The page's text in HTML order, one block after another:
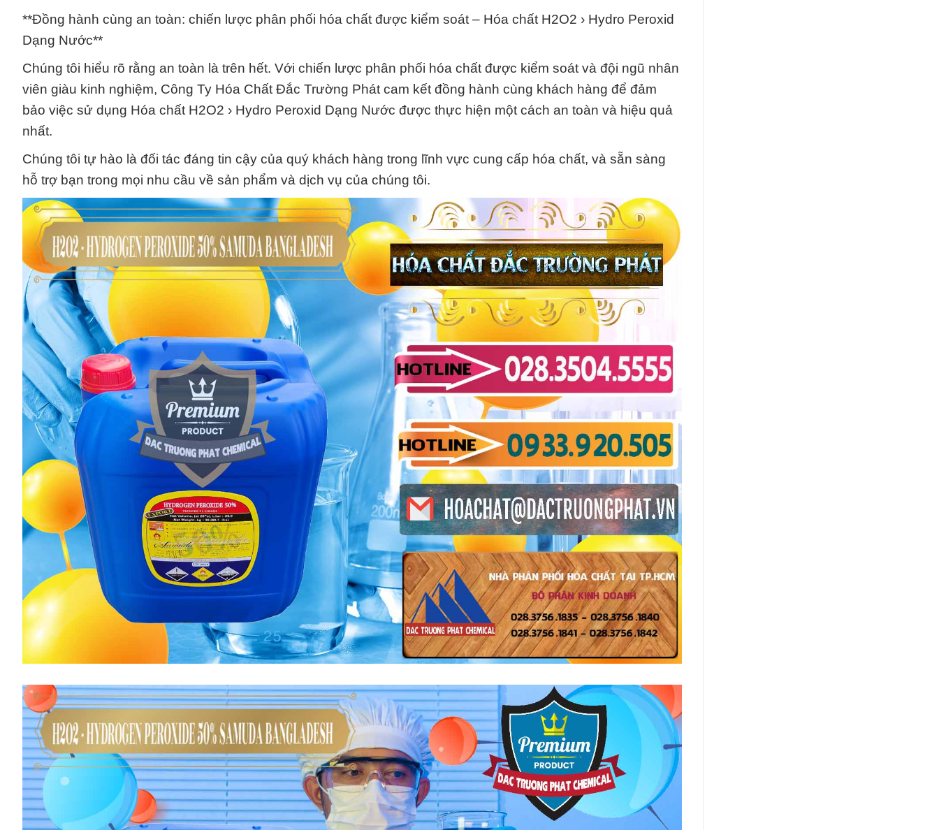
**Đồng hành cùng an toàn: chiến lược phân phối hóa chất được kiểm soát – Hóa chất H2O2 › Hydro Peroxid
Dạng Nước**
Chúng tôi hiểu rõ rằng an toàn là trên hết. Với chiến lược phân phối hóa chất được kiểm soát và đội ngũ nhân
viên giàu kinh nghiệm, Công Ty Hóa Chất Đắc Trường Phát cam kết đồng hành cùng khách hàng để đảm
bảo việc sử dụng Hóa chất H2O2 › Hydro Peroxid Dạng Nước được thực hiện một cách an toàn và hiệu quả
nhất.
Chúng tôi tự hào là đối tác đáng tin cậy của quý khách hàng trong lĩnh vực cung cấp hóa chất, và sẵn sàng
hỗ trợ bạn trong mọi nhu cầu về sản phẩm và dịch vụ của chúng tôi.